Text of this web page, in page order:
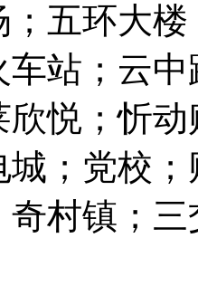
；五环大
站；云
欣悦；忻
城；党校
奇村镇；